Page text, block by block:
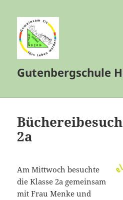
Gutenbergschule
2a
Am Mittwoch besuchte
die Klasse 2a gemeinsam
mit Frau Menke und